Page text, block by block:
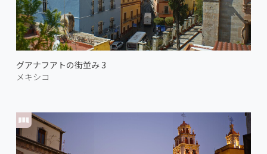
グアナフアトの街並み 3
メキシコ